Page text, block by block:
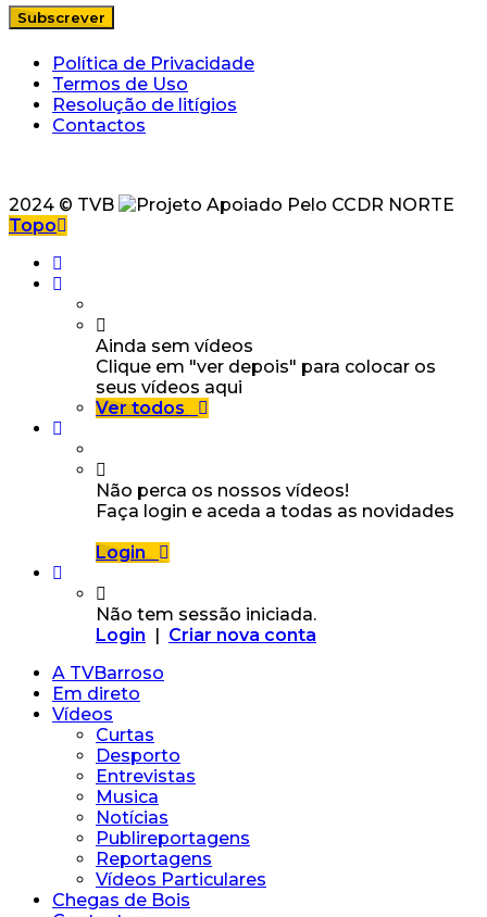
Política de Privacidade
Termos de Uso
Resolução de litígios
Contactos
2024 © TVB
Topo
Ainda sem vídeos
Clique em "ver depois" para colocar os
seus vídeos aqui
Ver todos
Não perca os nossos vídeos!
Faça login e aceda a todas as novidades
Login
Não tem sessão iniciada.
Login | Criar nova conta
A TVBarroso
Em direto
Vídeos
Curtas
Desporto
Entrevistas
Musica
Notícias
Publireportagens
Reportagens
Vídeos Particulares
Chegas de Bois